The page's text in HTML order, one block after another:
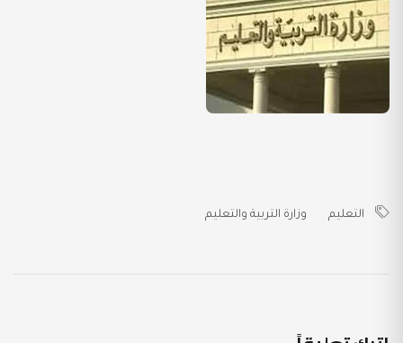
التعليم وزارة التربية والتعليم